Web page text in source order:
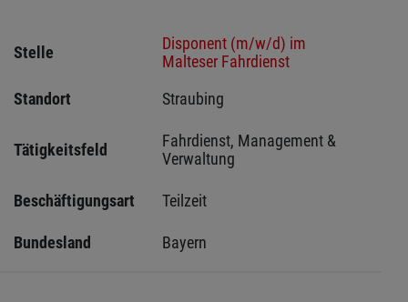
Stelle
Disponent (m/w/d) im
Malteser Fahrdienst
Standort
Straubing
Tätigkeitsfeld
Fahrdienst, Management &
Verwaltung
Beschäftigungsart Teilzeit
Bundesland Bayern